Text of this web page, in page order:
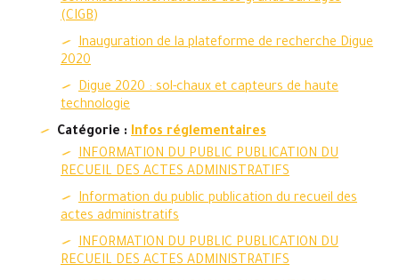
(CIGB)
Inauguration de la plateforme de recherche Digue
2020
Digue 2020 : sol-chaux et capteurs de haute
technologie
Catégorie : Infos réglementaires
INFORMATION DU PUBLIC PUBLICATION DU
RECUEIL DES ACTES ADMINISTRATIFS
Information du public publication du recueil des
actes administratifs
INFORMATION DU PUBLIC PUBLICATION DU
RECUEIL DES ACTES ADMINISTRATIFS